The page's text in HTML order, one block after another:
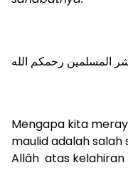
المسلمين رحمكم الله
Mengapa kita
maulid adalah
Allâh atas kelahiran